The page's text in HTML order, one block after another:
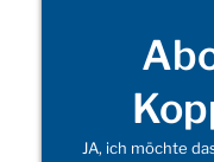
JA, ich möchte